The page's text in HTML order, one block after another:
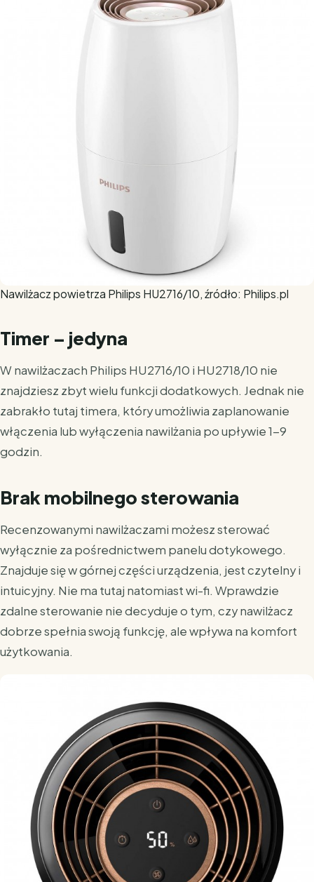
Nawilżacz powietrza Philips HU2716/10, źródło: Philips.pl
Timer – jedyna
W nawilżaczach Philips HU2716/10 i HU2718/10 nie
znajdziesz zbyt wielu funkcji dodatkowych. Jednak nie
zabrakło tutaj timera, który umożliwia zaplanowanie
włączenia lub wyłączenia nawilżania po upływie 1-9
godzin.
Brak mobilnego sterowania
Recenzowanymi nawilżaczami możesz sterować
wyłącznie za pośrednictwem panelu dotykowego.
Znajduje się w górnej części urządzenia, jest czytelny i
intuicyjny. Nie ma tutaj natomiast wi-fi. Wprawdzie
zdalne sterowanie nie decyduje o tym, czy nawilżacz
dobrze spełnia swoją funkcję, ale wpływa na komfort
użytkowania.